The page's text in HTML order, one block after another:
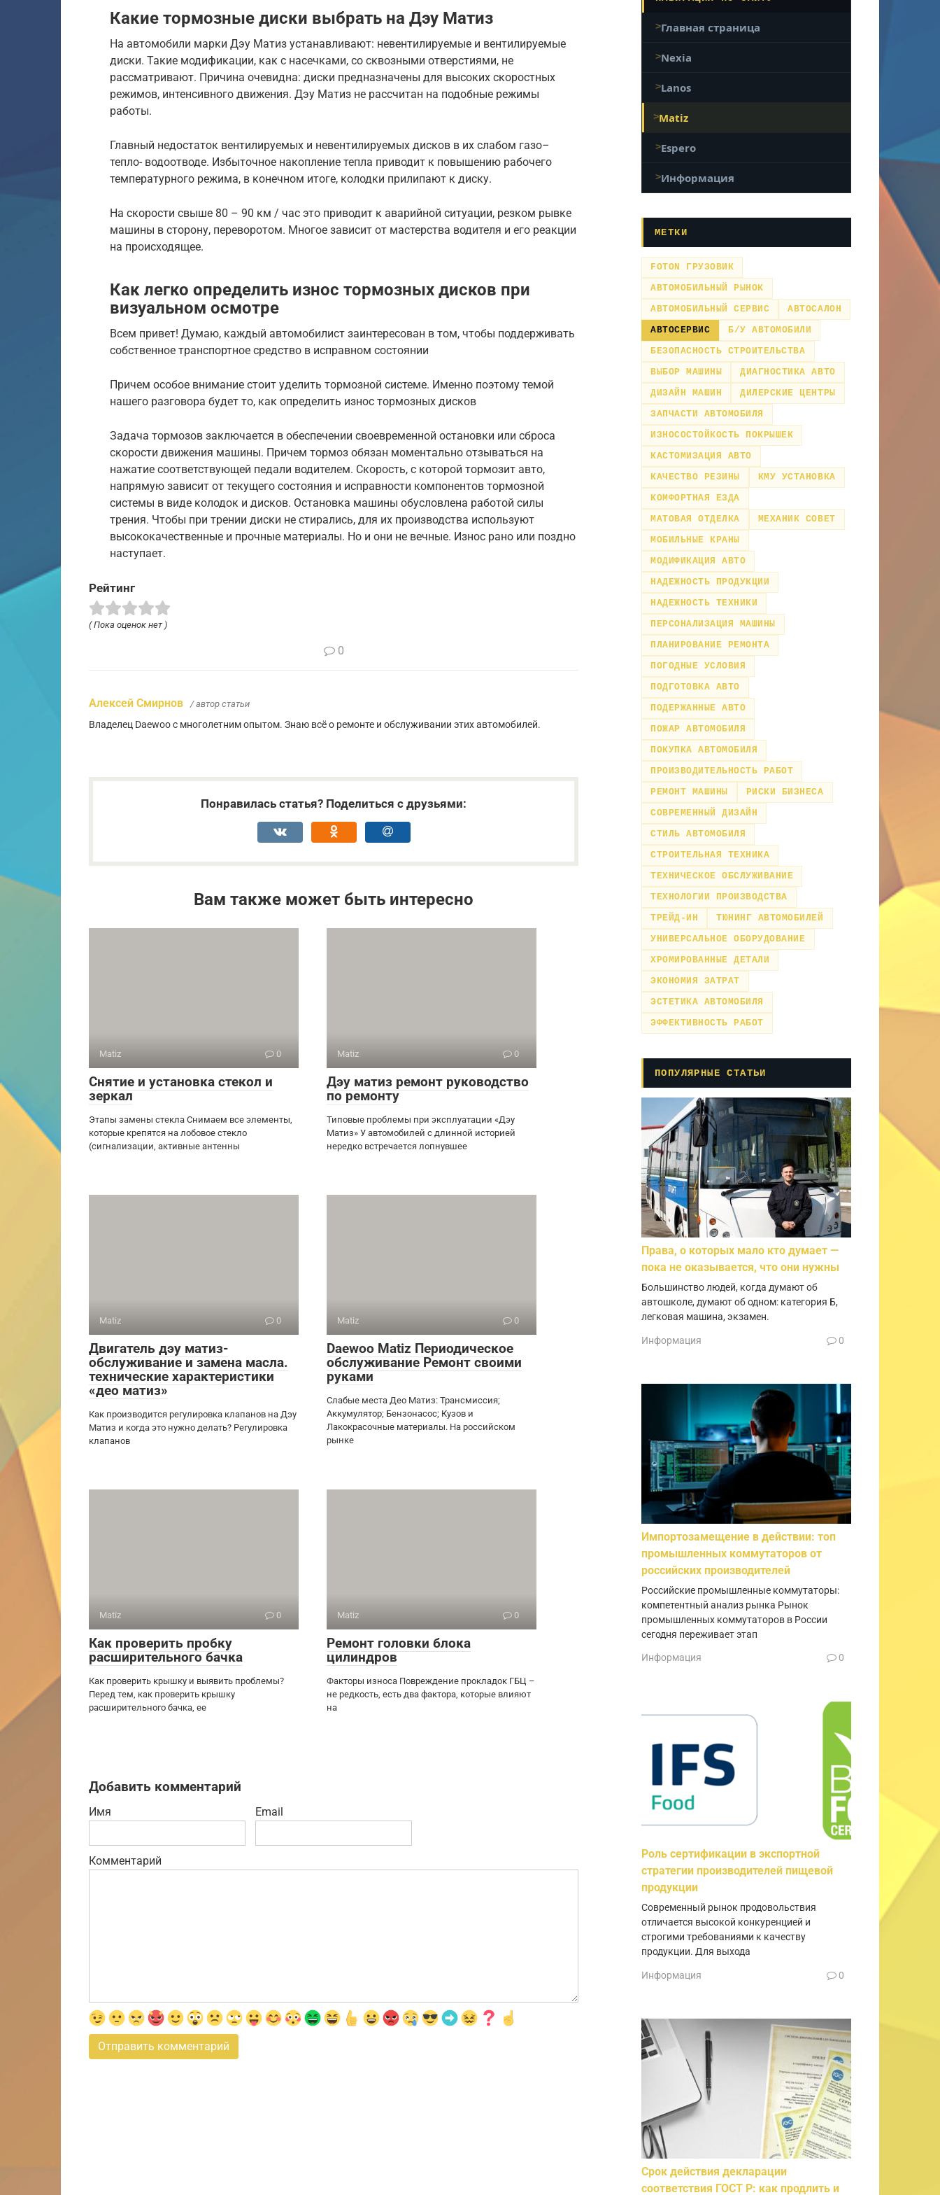
Какие тормозные диски выбрать на Дэу Матиз
На автомобили марки Дэу Матиз устанавливают: невентилируемые и вентилируемые
диски. Такие модификации, как с насечками, со сквозными отверстиями, не
рассматривают. Причина очевидна: диски предназначены для высоких скоростных
режимов, интенсивного движения. Дэу Матиз не рассчитан на подобные режимы
работы.
Главный недостаток вентилируемых и невентилируемых дисков в их слабом газо–
тепло- водоотводе. Избыточное накопление тепла приводит к повышению рабочего
температурного режима, в конечном итоге, колодки прилипают к диску.
На скорости свыше 80 – 90 км / час это приводит к аварийной ситуации, резком рывке
машины в сторону, переворотом. Многое зависит от мастерства водителя и его реакции
на происходящее.
Как легко определить износ тормозных дисков при
визуальном осмотре
Всем привет! Думаю, каждый автомобилист заинтересован в том, чтобы поддерживать
собственное транспортное средство в исправном состоянии
Причем особое внимание стоит уделить тормозной системе. Именно поэтому темой
нашего разговора будет то, как определить износ тормозных дисков
Задача тормозов заключается в обеспечении своевременной остановки или сброса
скорости движения машины. Причем тормоз обязан моментально отзываться на
нажатие соответствующей педали водителем. Скорость, с которой тормозит авто,
напрямую зависит от текущего состояния и исправности компонентов тормозной
системы в виде колодок и дисков. Остановка машины обусловлена работой силы
трения. Чтобы при трении диски не стирались, для их производства используют
высококачественные и прочные материалы. Но и они не вечные. Износ рано или поздно
наступает.
Рейтинг
( Пока оценок нет )
0
Алексей Смирнов / автор статьи
Владелец Daewoo с многолетним опытом. Знаю всё о ремонте и обслуживании этих автомобилей.
Понравилась статья? Поделиться с друзьями:
Вам также может быть интересно
Matiz 0
Снятие и установка стекол и
зеркал
Этапы замены стекла Снимаем все элементы,
которые крепятся на лобовое стекло
(сигнализации, активные антенны
Matiz 0
Дэу матиз ремонт руководство
по ремонту
Типовые проблемы при эксплуатации «Дэу
Матиз» У автомобилей с длинной историей
нередко встречается лопнувшее
Matiz 0
Двигатель дэу матиз-
обслуживание и замена масла.
технические характеристики
«део матиз»
Как производится регулировка клапанов на Дэу
Матиз и когда это нужно делать? Регулировка
клапанов
Matiz 0
Daewoo Matiz Периодическое
обслуживание Ремонт своими
руками
Слабые места Део Матиз: Трансмиссия;
Аккумулятор; Бензонасос; Кузов и
Лакокрасочные материалы. На российском
рынке
Matiz 0
Как проверить пробку
расширительного бачка
Как проверить крышку и выявить проблемы?
Перед тем, как проверить крышку
расширительного бачка, ее
Matiz 0
Ремонт головки блока
цилиндров
Факторы износа Повреждение прокладок ГБЦ –
не редкость, есть два фактора, которые влияют
на
Добавить комментарий
Имя Email
Комментарий
Главная страница
Nexia
Lanos
Matiz
Espero
Информация
МЕТКИ
FOTON ГРУЗОВИК
АВТОМОБИЛЬНЫЙ РЫНОК
АВТОМОБИЛЬНЫЙ СЕРВИС
АВТОСАЛОН
АВТОСЕРВИС
Б/У АВТОМОБИЛИ
БЕЗОПАСНОСТЬ СТРОИТЕЛЬСТВА
ВЫБОР МАШИНЫ
ДИАГНОСТИКА АВТО
ДИЗАЙН МАШИН
ДИЛЕРСКИЕ ЦЕНТРЫ
ЗАПЧАСТИ АВТОМОБИЛЯ
ИЗНОСОСТОЙКОСТЬ ПОКРЫШЕК
КАСТОМИЗАЦИЯ АВТО
КАЧЕСТВО РЕЗИНЫ
КМУ УСТАНОВКА
КОМФОРТНАЯ ЕЗДА
МАТОВАЯ ОТДЕЛКА
МЕХАНИК СОВЕТ
МОБИЛЬНЫЕ КРАНЫ
МОДИФИКАЦИЯ АВТО
НАДЕЖНОСТЬ ПРОДУКЦИИ
НАДЕЖНОСТЬ ТЕХНИКИ
ПЕРСОНАЛИЗАЦИЯ МАШИНЫ
ПЛАНИРОВАНИЕ РЕМОНТА
ПОГОДНЫЕ УСЛОВИЯ
ПОДГОТОВКА АВТО
ПОДЕРЖАННЫЕ АВТО
ПОЖАР АВТОМОБИЛЯ
ПОКУПКА АВТОМОБИЛЯ
ПРОИЗВОДИТЕЛЬНОСТЬ РАБОТ
РЕМОНТ МАШИНЫ
РИСКИ БИЗНЕСА
СОВРЕМЕННЫЙ ДИЗАЙН
СТИЛЬ АВТОМОБИЛЯ
СТРОИТЕЛЬНАЯ ТЕХНИКА
ТЕХНИЧЕСКОЕ ОБСЛУЖИВАНИЕ
ТЕХНОЛОГИИ ПРОИЗВОДСТВА
ТРЕЙД-ИН
ТЮНИНГ АВТОМОБИЛЕЙ
УНИВЕРСАЛЬНОЕ ОБОРУДОВАНИЕ
ХРОМИРОВАННЫЕ ДЕТАЛИ
ЭКОНОМИЯ ЗАТРАТ
ЭСТЕТИКА АВТОМОБИЛЯ
ЭФФЕКТИВНОСТЬ РАБОТ
ПОПУЛЯРНЫЕ СТАТЬИ
Права, о которых мало кто думает —
пока не оказывается, что они нужны
Большинство людей, когда думают об
автошколе, думают об одном: категория Б,
легковая машина, экзамен.
Информация 0
Импортозамещение в действии: топ
промышленных коммутаторов от
российских производителей
Российские промышленные коммутаторы:
компетентный анализ рынка Рынок
промышленных коммутаторов в России
сегодня переживает этап
Информация 0
Роль сертификации в экспортной
стратегии производителей пищевой
продукции
Современный рынок продовольствия
отличается высокой конкуренцией и
строгими требованиями к качеству
продукции. Для выхода
Информация 0
Срок действия декларации
соответствия ГОСТ Р: как продлить и